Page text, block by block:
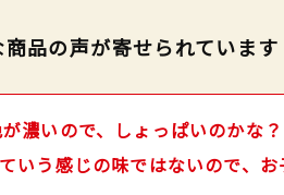
品の声が寄せられています
濃いので、しょっぱいのかな
いう感じの味ではないので、お